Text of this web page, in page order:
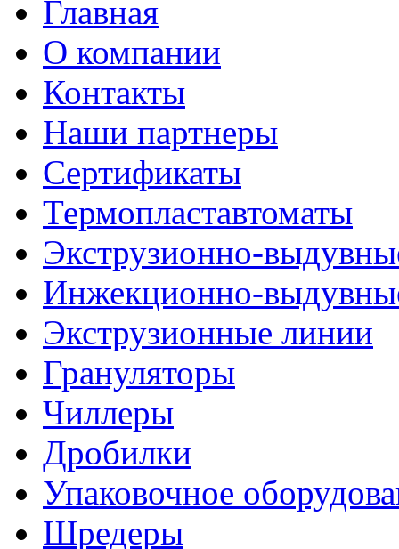
Главная
О компании
Контакты
Наши партнеры
Сертификаты
Термопластавтоматы
Экструзионно-
Инжекционно-
Экструзионные линии
Грануляторы
Чиллеры
Дробилки
Упаковочное
Шредеры